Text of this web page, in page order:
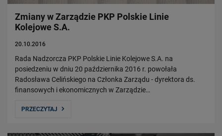
Zmiany w Zarządzie PKP Polskie Linie
Kolejowe S.A.
20.10.2016
Rada Nadzorcza PKP Polskie Linie Kolejowe S.A. na
posiedzeniu w dniu 20 października 2016 r. powołała
Radosława Celińskiego na Członka Zarządu - dyrektora ds.
finansowych i ekonomicznych w Zarządzie…
PRZECZYTAJ